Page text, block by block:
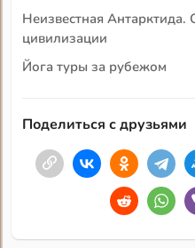
Неизвестная Антарктида.
цивилизации
Йога туры за рубежом
Поделиться с друзьями